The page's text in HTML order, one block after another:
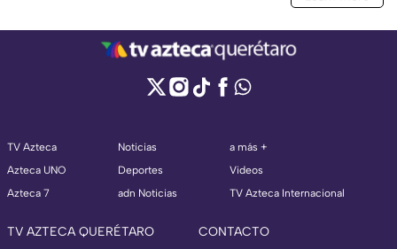
TV Azteca
Azteca UNO
Azteca 7
Noticias
Deportes
adn Noticias
a más +
Videos
TV Azteca Internacional
TV AZTECA QUERÉTARO CONTACTO